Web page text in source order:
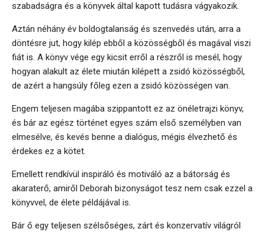
szabadságra és a könyvek által kapott tudásra vágyakozik.
Aztán néhány év boldogtalanság és szenvedés után, arra a
döntésre jut, hogy kilép ebből a közösségből és magával viszi
fiát is. A könyv vége egy kicsit erről a részről is mesél, hogy
hogyan alakult az élete miután kilépett a zsidó közösségből,
de azért a hangsúly főleg ezen a zsidó közösségen van.
Engem teljesen magába szippantott ez az önéletrajzi könyv,
és bár az egész történet egyes szám első személyben van
elmesélve, és kevés benne a dialógus, mégis élvezhető és
érdekes ez a kötet.
Emellett rendkívül inspiráló és motiváló az a bátorság és
akaraterő, amiről Deborah bizonyságot tesz nem csak ezzel a
könyvvel, de élete példájával is.
Bár ő egy teljesen szélsőséges, zárt és konzervatív világról